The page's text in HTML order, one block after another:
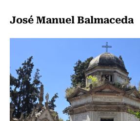
José Manuel Balmaceda